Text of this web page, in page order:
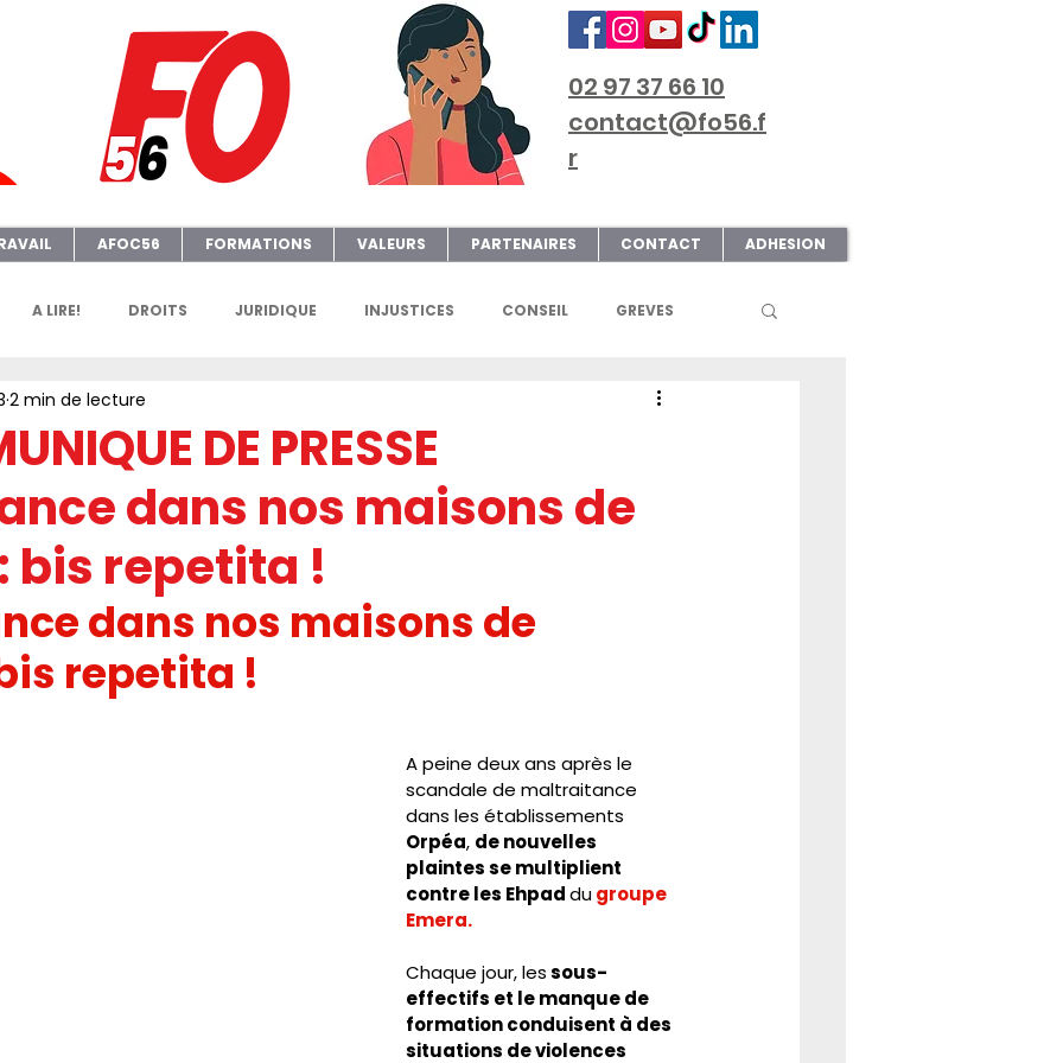
02 97 37 66 10
contact@fo56.f
r
AFOC56 FORMATIONS VALEURS PARTENAIRES CONTACT ADHESION
A LIRE! DROITS JURIDIQUE INJUSTICES CONSEIL GREVES
FGTAFO ART & CULTURE
AFOC Sondage Dates Formations Syndicales ELECTIONS
DE PRESSE
dans nos maisons de
bis repetita !
2 min de lecture
dans nos maisons de
repetita !
A peine deux ans après le
scandale de maltraitance
dans les établissements
Orpéa, de nouvelles
plaintes se multiplient
contre les Ehpad du groupe
Emera.
Chaque jour, les sous-
effectifs et le manque de
formation conduisent à des
situations de violences